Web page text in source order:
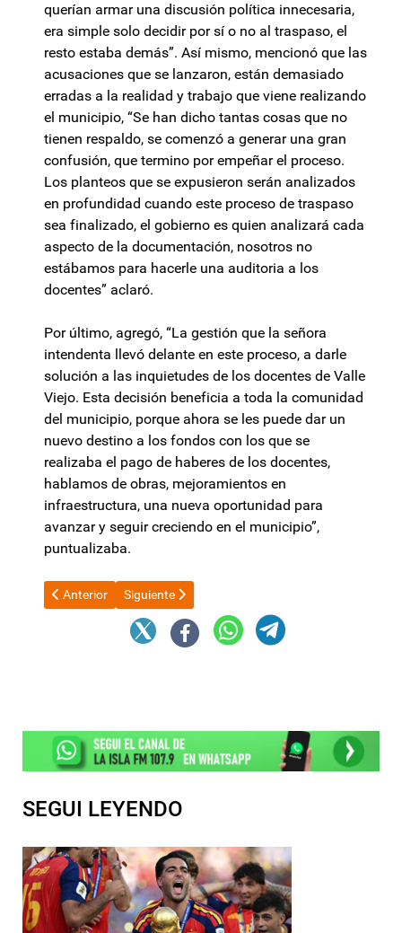
querían armar una discusión política innecesaria,
era simple solo decidir por sí o no al traspaso, el
resto estaba demás”. Así mismo, mencionó que las
acusaciones que se lanzaron, están demasiado
erradas a la realidad y trabajo que viene realizando
el municipio, “Se han dicho tantas cosas que no
tienen respaldo, se comenzó a generar una gran
confusión, que termino por empeñar el proceso.
Los planteos que se expusieron serán analizados
en profundidad cuando este proceso de traspaso
sea finalizado, el gobierno es quien analizará cada
aspecto de la documentación, nosotros no
estábamos para hacerle una auditoria a los
docentes” aclaró.
Por último, agregó, “La gestión que la señora
intendenta llevó delante en este proceso, a darle
solución a las inquietudes de los docentes de Valle
Viejo. Esta decisión beneficia a toda la comunidad
del municipio, porque ahora se les puede dar un
nuevo destino a los fondos con los que se
realizaba el pago de haberes de los docentes,
hablamos de obras, mejoramientos en
infraestructura, una nueva oportunidad para
avanzar y seguir creciendo en el municipio”,
puntualizaba.
Artículo anterior: Cuándo saldría el veto a la movilidad
Anterior Artículo siguiente: Críticas a la baja de edad de
Siguiente
SEGUI LEYENDO